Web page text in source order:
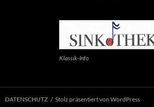
Klassik-Info
DATENSCHUTZ Stolz präsentiert von WordPress